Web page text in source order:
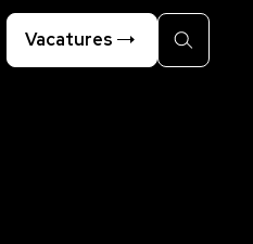
Vacatures
Zoeken